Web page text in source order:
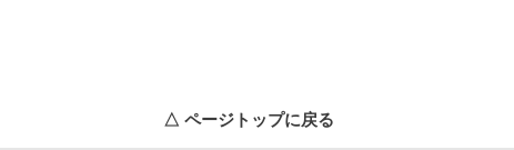
△ ページトップに戻る